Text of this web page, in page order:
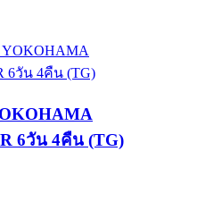
6วัน 4คืน (TG)